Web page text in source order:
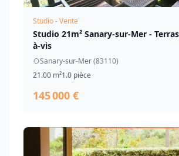
Studio - Vente
Studio 21m² Sanary-sur-Mer -
à-vis
Sanary-sur-Mer (83110)
21.00 m²1.0 pièce
145 000 €